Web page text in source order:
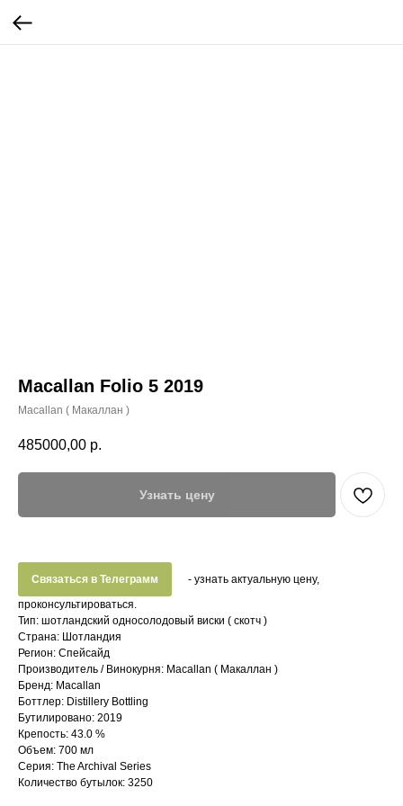
Macallan Folio 5 2019
Macallan ( Макаллан )
485000,00 р.
Узнать цену
Связаться в Телеграмм
- узнать актуальную цену,
проконсультироваться.
Тип: шотландский односолодовый виски ( скотч )
Страна: Шотландия
Регион: Спейсайд
Производитель / Винокурня: Macallan ( Макаллан )
Бренд: Macallan
Боттлер: Distillery Bottling
Бутилировано: 2019
Крепость: 43.0 %
Объем: 700 мл
Серия: The Archival Series
Количество бутылок: 3250